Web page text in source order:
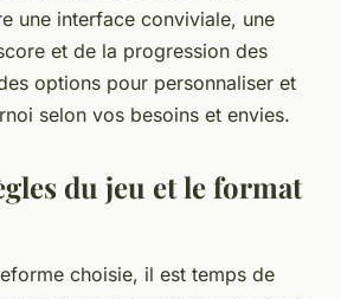
une interface conviviale, une
et de la progression des
options pour personnaliser et
selon vos besoins et envies.
du jeu et le format
choisie, il est temps de